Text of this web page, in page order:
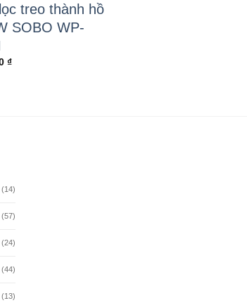
treo thành hồ
SOBO WP-
₫
(14)
(57)
(24)
(44)
(13)